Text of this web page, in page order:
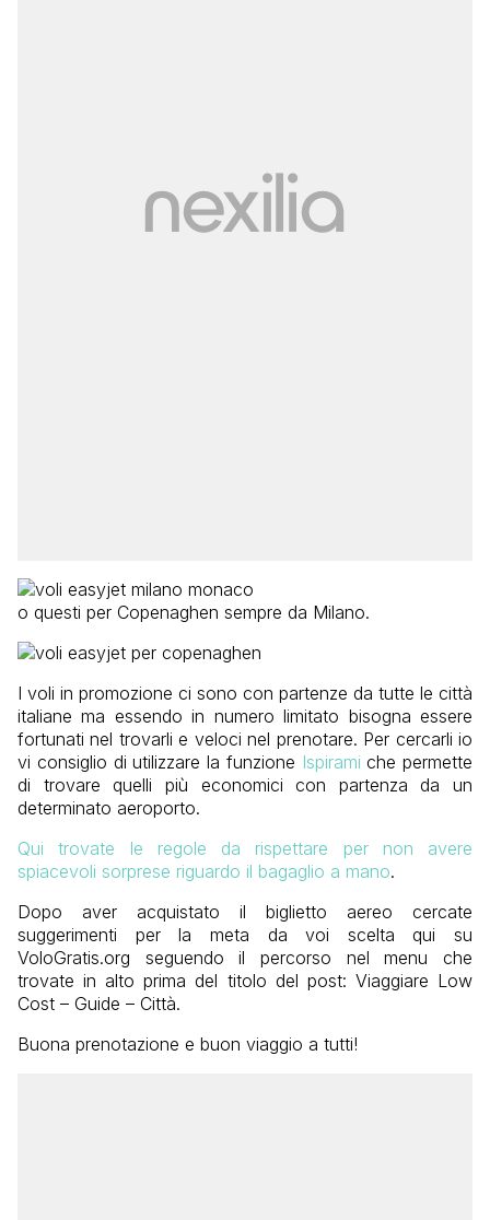
o questi per Copenaghen sempre da Milano.
I voli in promozione ci sono con partenze da tutte le città
italiane ma essendo in numero limitato bisogna essere
fortunati nel trovarli e veloci nel prenotare. Per cercarli io
vi consiglio di utilizzare la funzione Ispirami che permette
di trovare quelli più economici con partenza da un
determinato aeroporto.
Qui trovate le regole da rispettare per non avere
spiacevoli sorprese riguardo il bagaglio a mano.
Dopo aver acquistato il biglietto aereo cercate
suggerimenti per la meta da voi scelta qui su
VoloGratis.org seguendo il percorso nel menu che
trovate in alto prima del titolo del post: Viaggiare Low
Cost – Guide – Città.
Buona prenotazione e buon viaggio a tutti!